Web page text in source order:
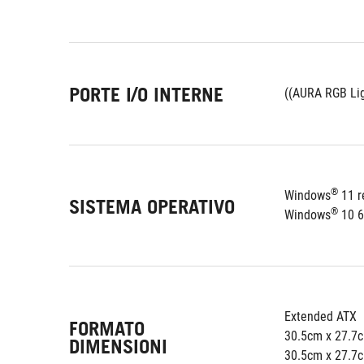
PORTE I/O INTERNE
SISTEMA OPERATIVO Windows® 11
Windows® 10
FORMATO
DIMENSIONI
Extended ATX
30.5cm x
30.5cm x